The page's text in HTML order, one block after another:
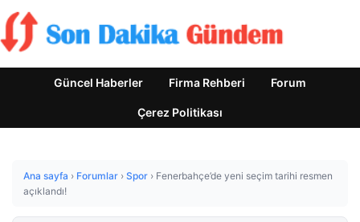
Güncel Haberler Firma Rehberi Forum
Çerez Politikası
Ana sayfa › Forumlar › Spor › Fenerbahçe’de yeni seçim tarihi resmen
açıklandı!